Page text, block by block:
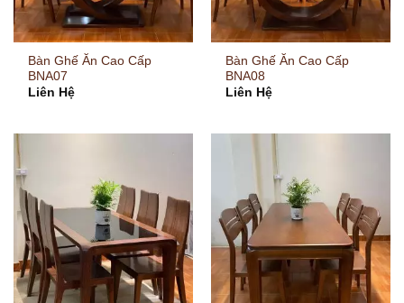
Bàn Ghế Ăn Cao Cấp
BNA07
Liên Hệ
Bàn Ghế Ăn Cao Cấp
BNA08
Liên Hệ